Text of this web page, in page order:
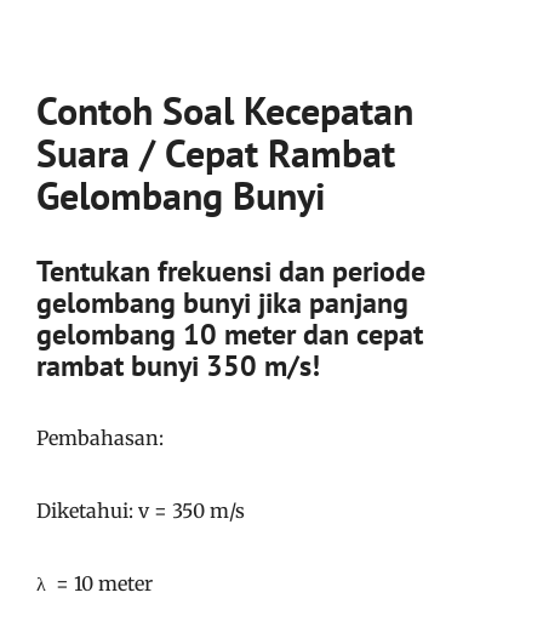
Contoh Soal Kecepatan
Suara / Cepat Rambat
Gelombang Bunyi
Tentukan frekuensi dan periode
gelombang bunyi jika panjang
gelombang 10 meter dan cepat
rambat bunyi 350 m/s!
Pembahasan:
Diketahui: v = 350 m/s
λ = 10 meter